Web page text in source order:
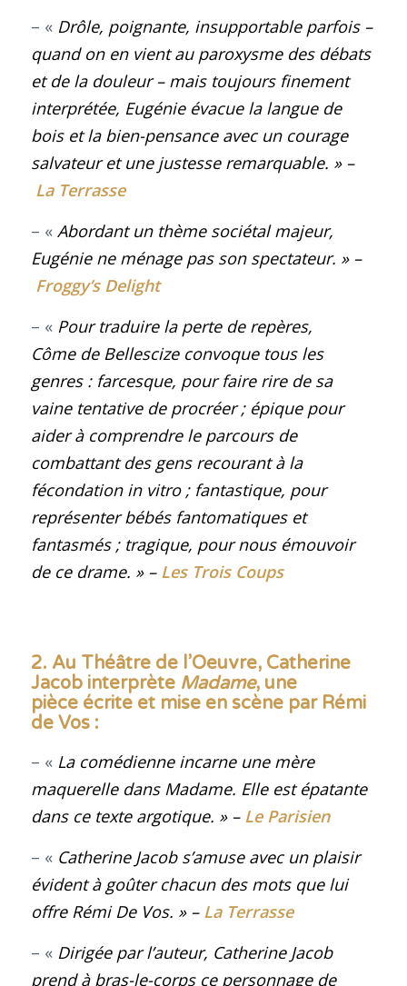
– « Drôle, poignante, insupportable parfois –
quand on en vient au paroxysme des débats
et de la douleur – mais toujours finement
interprétée, Eugénie évacue la langue de
bois et la bien-pensance avec un courage
salvateur et une justesse remarquable. » –
La Terrasse
– « Abordant un thème sociétal majeur,
Eugénie ne ménage pas son spectateur. » –
Froggy’s Delight
– « Pour traduire la perte de repères,
Côme de Bellescize convoque tous les
genres : farcesque, pour faire rire de sa
vaine tentative de procréer ; épique pour
aider à comprendre le parcours de
combattant des gens recourant à la
fécondation in vitro ; fantastique, pour
représenter bébés fantomatiques et
fantasmés ; tragique, pour nous émouvoir
de ce drame. » – Les Trois Coups
2. Au Théâtre de l’Oeuvre, Catherine
Jacob interprète Madame, une
pièce écrite et mise en scène par Rémi
de Vos :
– « La comédienne incarne une mère
maquerelle dans Madame. Elle est épatante
dans ce texte argotique. » – Le Parisien
– « Catherine Jacob s’amuse avec un plaisir
évident à goûter chacun des mots que lui
offre Rémi De Vos. »– La Terrasse
– « Dirigée par l’auteur, Catherine Jacob
prend à bras-le-corps ce personnage de